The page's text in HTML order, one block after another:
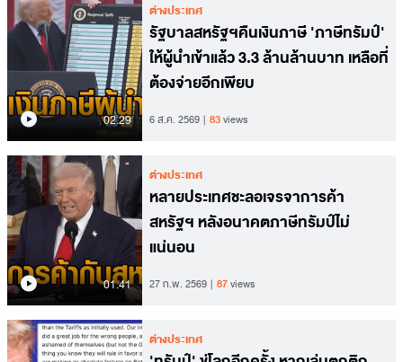
02.29
ต่างประเทศ
รัฐบาลสหรัฐฯคืนเงินภาษี 'ภาษีทรัมป์'
ให้ผู้นำเข้าแล้ว 3.3 ล้านล้านบาท เหลือที่
ต้องจ่ายอีกเพียบ
6 ส.ค. 2569 83views
01.41
ต่างประเทศ
หลายประเทศชะลอเจรจาการค้า
สหรัฐฯ หลังอนาคตภาษีทรัมป์ไม่
แน่นอน
27 ก.พ. 2569 87views
ต่างประเทศ